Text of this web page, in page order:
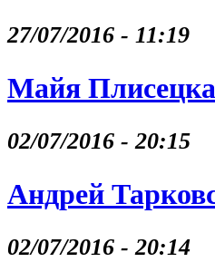
27/07/2016 - 11:19
Майя
02/07/2016 - 20:15
Андрей
02/07/2016 - 20:14